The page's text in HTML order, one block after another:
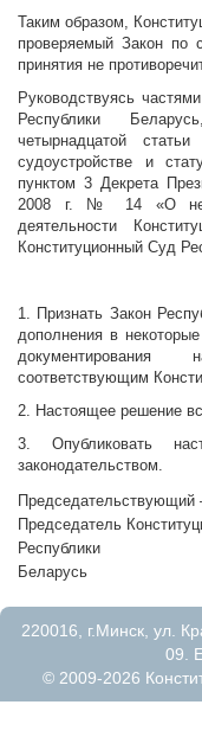
Таким образом,
проверяемый Закон по
принятия не
Руководствуясь
Республики
четырнадцатой
судоустройстве и
пунктом 3 Декрета
2008 г. № 14 «О
деятельности
Конституционный Суд
1. Признать Закон
дополнения в
документирования
соответствующим
2. Настоящее решение
3. Опубликовать
законодательством.
Председательствующий
Председатель
Республики
220016, г.Минск, ул.
09.
© 2009-2026